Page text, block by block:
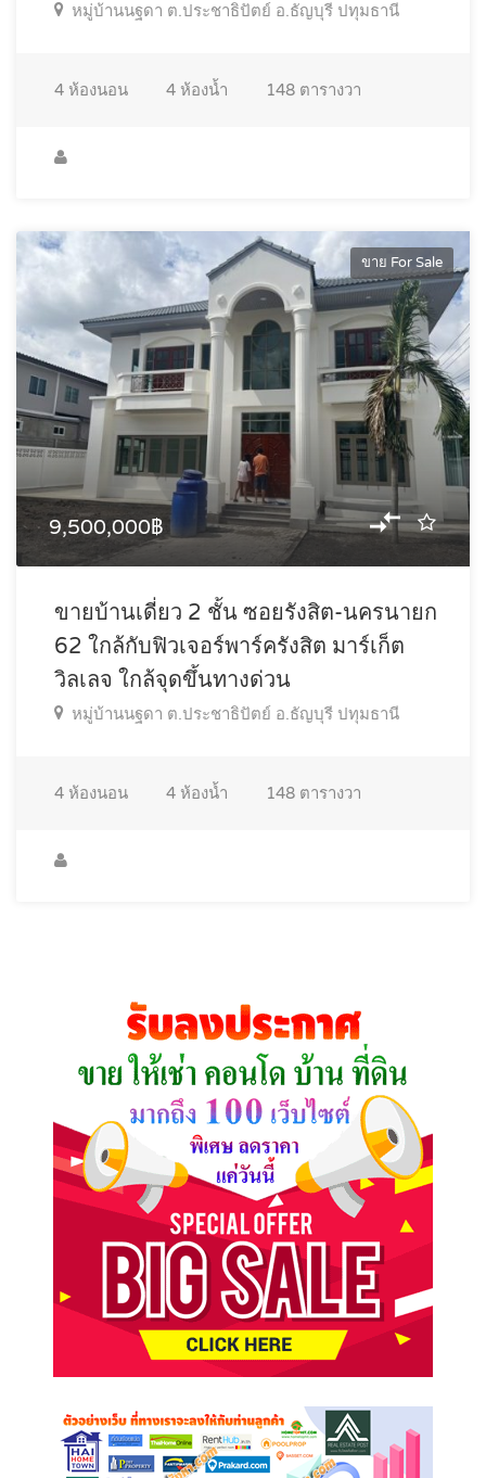
หมู่บ้านนฐดา ต.ประชาธิปัตย์ อ.ธัญบุรี ปทุมธานี
4 ห้องนอน 4 ห้องน้ำ 148 ตารางวา
ขาย For Sale
9,500,000฿
ขายบ้านเดี่ยว 2 ชั้น ซอยรังสิต-นครนายก
62 ใกล้กับฟิวเจอร์พาร์ครังสิต มาร์เก็ต
วิลเลจ ใกล้จุดขึ้นทางด่วน
หมู่บ้านนฐดา ต.ประชาธิปัตย์ อ.ธัญบุรี ปทุมธานี
4 ห้องนอน 4 ห้องน้ำ 148 ตารางวา